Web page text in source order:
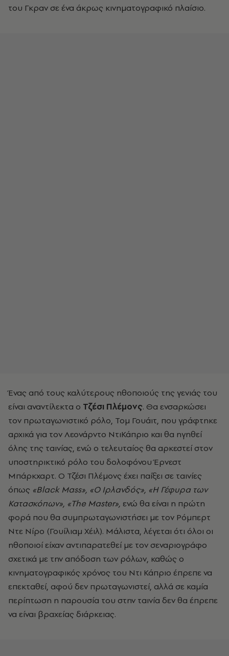
του Γκραν σε ένα άκρως κινηματογραφικό πλαίσιο.
Ένας από τους καλύτερους ηθοποιούς της γενιάς του
είναι αναντίλεκτα ο Τζέσι Πλέμονς. Θα ενσαρκώσει
τον πρωταγωνιστικό ρόλο, Τομ Γουάιτ, που γράφτηκε
αρχικά για τον Λεονάρντο ΝτιΚάπριο και θα ηγηθεί
όλης της ταινίας, ενώ ο τελευταίος θα αρκεστεί στον
υποστηρικτικό ρόλο του δολοφόνου Έρνεστ
Μπάρκχαρτ. Ο Τζέσι Πλέμονς έχει παίξει σε ταινίες
όπως «Black Mass», «Ο Ιρλανδός», «Η Γέφυρα των
Κατασκόπων», «The Master», ενώ θα είναι η πρώτη
φορά που θα συμπρωταγωνιστήσει με τον Ρόμπερτ
Ντε Νίρο (Γουίλιαμ Χέιλ). Μάλιστα, λέγεται ότι όλοι οι
ηθοποιοί είχαν αντιπαρατεθεί με τον σεναριογράφο
σχετικά με την απόδοση των ρόλων, καθώς ο
κινηματογραφικός χρόνος του Ντι Κάπριο έπρεπε να
επεκταθεί, αφού δεν πρωταγωνιστεί, αλλά σε καμία
περίπτωση η παρουσία του στην ταινία δεν θα έπρεπε
να είναι βραχείας διάρκειας.